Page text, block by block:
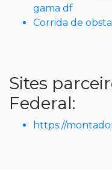
gama df
Corrida de
Sites
Federal:
https://